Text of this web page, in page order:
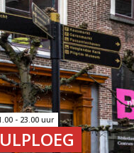
- 23.00 uur